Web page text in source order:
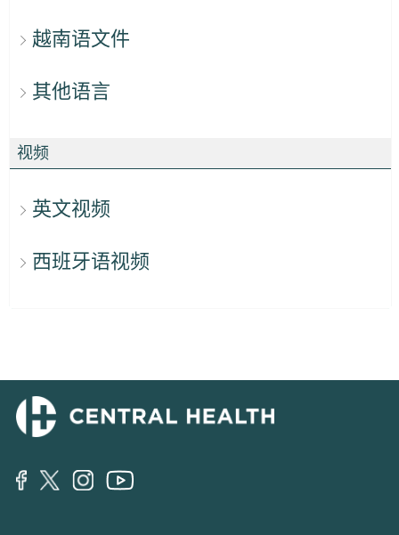
越南语文件
其他语言
视频
英文视频
西班牙语视频